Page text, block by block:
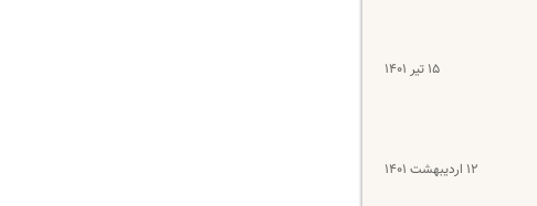
۱۵ تیر ۱۴۰۱
۱۲ اردیبهشت ۱۴۰۱